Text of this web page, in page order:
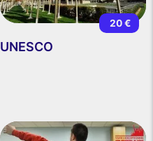
20 €
UNESCO